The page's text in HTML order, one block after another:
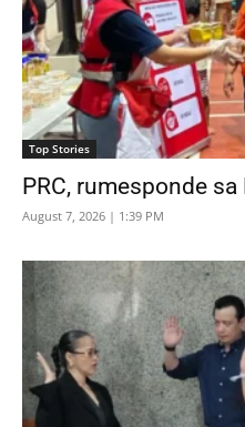
Top Stories
PRC, rumesponde
August 7, 2026 | 1:39 PM